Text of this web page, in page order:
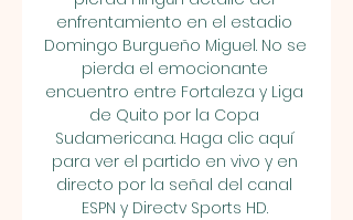
enfrentamiento en el estadio
Domingo Burgueño Miguel. No se
pierda el emocionante
encuentro entre Fortaleza y Liga
de Quito por la Copa
Sudamericana. Haga clic aquí
para ver el partido en vivo y en
directo por la señal del canal
ESPN y Directv Sports HD.